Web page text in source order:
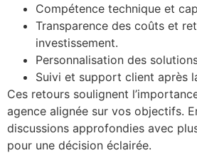
Compétence technique et
Transparence des coûts et
investissement.
Personnalisation des
Suivi et support client après
Ces retours soulignent
agence alignée sur vos objectifs.
discussions approfondies avec
pour une décision éclairée.